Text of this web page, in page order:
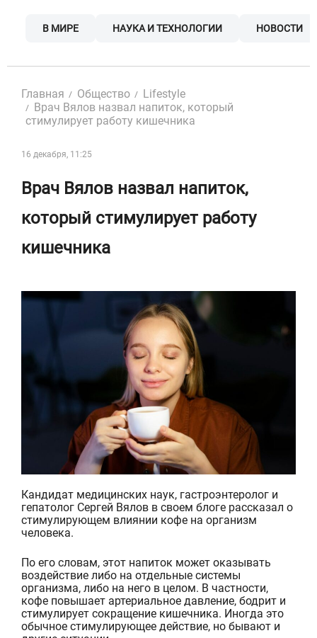
В МИРЕ НАУКА И ТЕХНОЛОГИИ НОВОСТИ
Главная Общество
Lifestyle
Врач Вялов назвал напиток, который
стимулирует работу кишечника
16 декабря, 11:25
Врач Вялов назвал напиток,
который стимулирует работу
кишечника
Кандидат медицинских наук, гастроэнтеролог и
гепатолог Сергей Вялов в своем блоге рассказал о
стимулирующем влиянии кофе на организм
человека.
По его словам, этот напиток может оказывать
воздействие либо на отдельные системы
организма, либо на него в целом. В частности,
кофе повышает артериальное давление, бодрит и
стимулирует сокращение кишечника. Иногда это
обычное стимулирующее действие, но бывают и